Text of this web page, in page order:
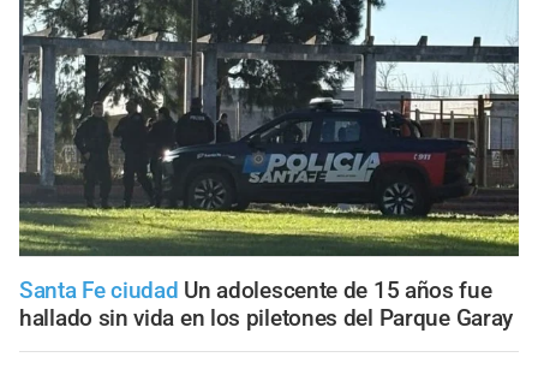
Santa Fe ciudad Un adolescente de 15 años fue
hallado sin vida en los piletones del Parque Garay